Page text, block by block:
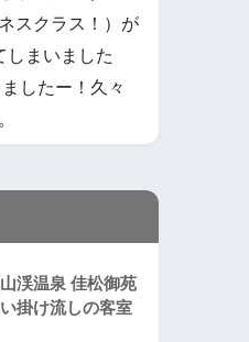
スクラス！）が
しまいました
したー！久々
渓温泉 佳松御苑
掛け流しの客室